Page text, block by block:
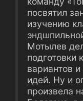
посвятил
изучению
Мотылев
подготовки
вариантов
идей. Ну и
произвела